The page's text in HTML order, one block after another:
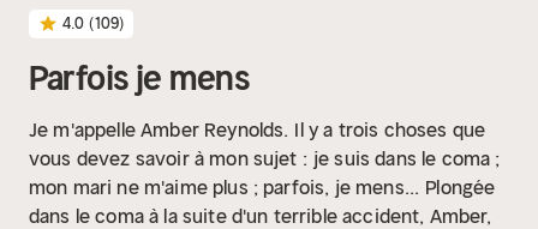
4.0 (109)
Parfois je mens
Je m'appelle Amber Reynolds. Il y a trois choses que
vous devez savoir à mon sujet : je suis dans le coma ;
mon mari ne m'aime plus ; parfois, je mens... Plongée
dans le coma à la suite d'un terrible accident, Amber,